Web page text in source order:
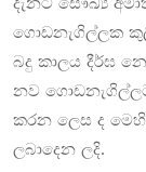
ගොඩනැගිල්ලක
බදු කාලය දීර්ඝ‌
නව
කරන ලෙස ද මෙහි
ලබාදෙන ලදි.